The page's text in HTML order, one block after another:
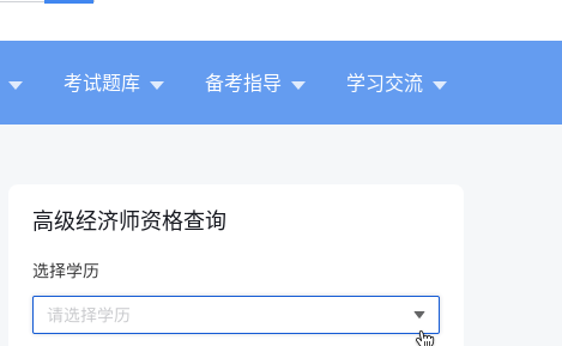
考试题库 备考指导 学习交流
高级经济师资格查询